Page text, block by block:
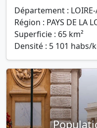
Département : LOIRE-
Région : PAYS DE LA
Superficie : 65 km²
Densité : 5 101 habs/